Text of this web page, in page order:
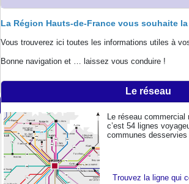
La Région Hauts-de-France vous souhaite
Vous trouverez ici toutes les informations utiles à
Bonne navigation et … laissez vous conduire !
Le réseau
Le réseau
c’est 54 lignes
communes
Trouvez la ligne qui